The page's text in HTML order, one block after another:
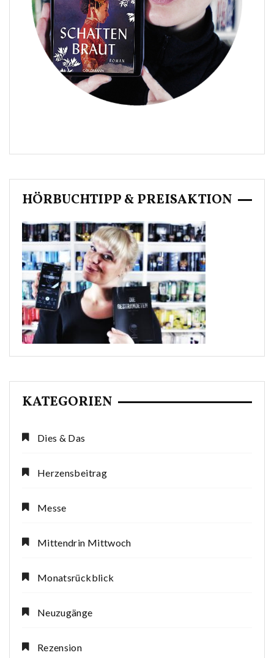
HÖRBUCHTIPP & PREISAKTION
KATEGORIEN
Dies & Das
Herzensbeitrag
Messe
Mittendrin Mittwoch
Monatsrückblick
Neuzugänge
Rezension